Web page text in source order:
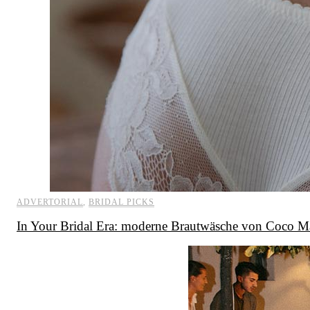
ADVERTORIAL, BRIDAL PICKS
In Your Bridal Era: moderne Brautwäsche von Coco